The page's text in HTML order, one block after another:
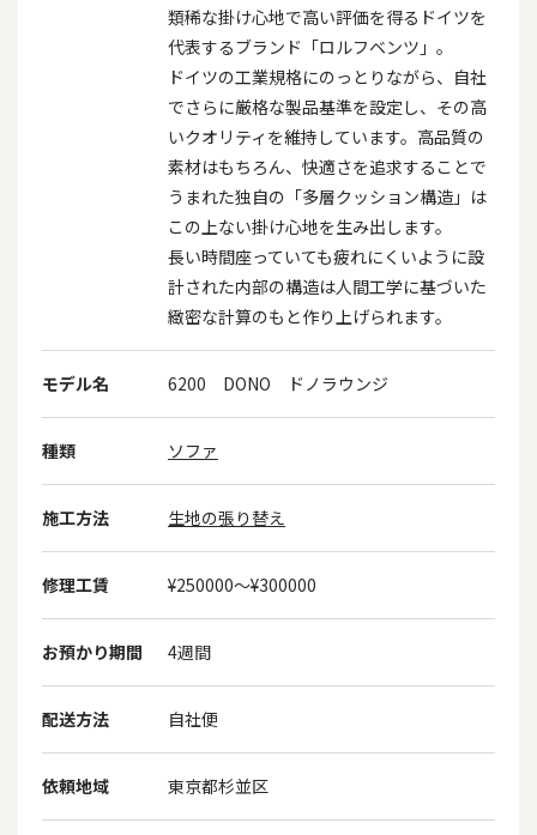
類稀な掛け心地で高い評価を得るドイツを
代表するブランド「ロルフベンツ」。
ドイツの工業規格にのっとりながら、自社
でさらに厳格な製品基準を設定し、その高
いクオリティを維持しています。高品質の
素材はもちろん、快適さを追求することで
うまれた独自の「多層クッション構造」は
この上ない掛け心地を生み出します。
長い時間座っていても疲れにくいように設
計された内部の構造は人間工学に基づいた
緻密な計算のもと作り上げられます。
モデル名 6200 DONO ドノラウンジ
種類 ソファ
施工方法 生地の張り替え
修理工賃 ¥250000〜¥300000
お預かり期間 4週間
配送方法 自社便
依頼地域 東京都杉並区